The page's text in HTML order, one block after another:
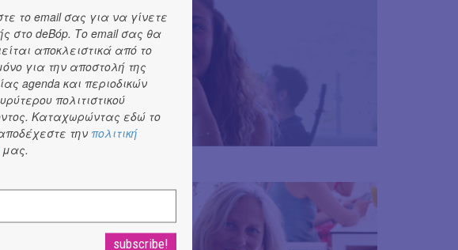
το email σας για να γίνετε
στο deBόp. Το email σας θα
αποκλειστικά από το
για την αποστολή της
agenda και περιοδικών
πολιτιστικού
Καταχωρώντας εδώ το
την πολιτική
μας.